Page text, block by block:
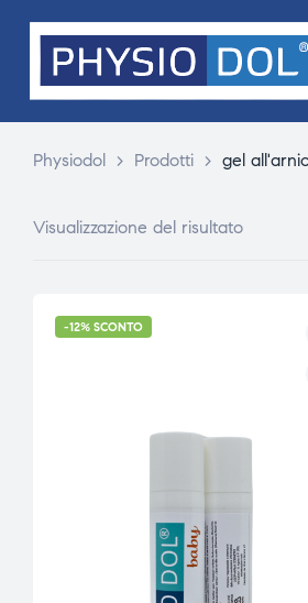
Physiodol > Prodotti > gel
Visualizzazione del risultato
-12% SCONTO